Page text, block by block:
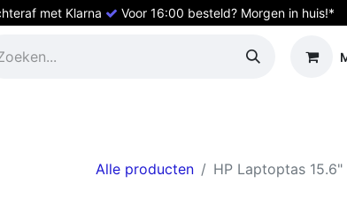
met Klarna Voor 16:00 besteld? Morgen in huis!*
Alle producten HP Laptoptas 15.6"